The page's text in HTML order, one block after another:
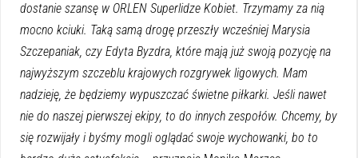
dostanie szansę w ORLEN Superlidze Kobiet. Trzymamy za nią
mocno kciuki. Taką samą drogę przeszły wcześniej Marysia
Szczepaniak, czy Edyta Byzdra, które mają już swoją pozycję na
najwyższym szczeblu krajowych rozgrywek ligowych. Mam
nadzieję, że będziemy wypuszczać świetne piłkarki. Jeśli nawet
nie do naszej pierwszej ekipy, to do innych zespołów. Chcemy, by
się rozwijały i byśmy mogli oglądać swoje wychowanki, bo to